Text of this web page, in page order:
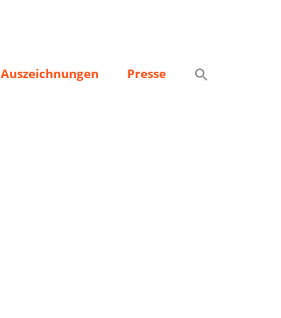
Auszeichnungen Presse